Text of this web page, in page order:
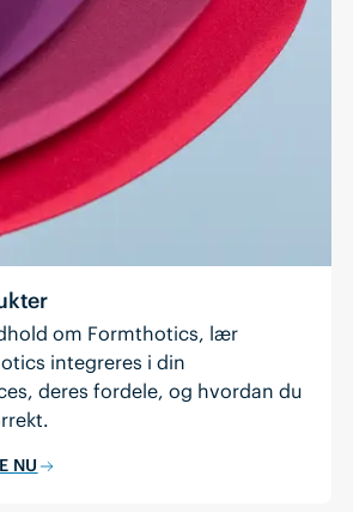
om Formthotics, lær
integreres i din
deres fordele, og hvordan du
NU